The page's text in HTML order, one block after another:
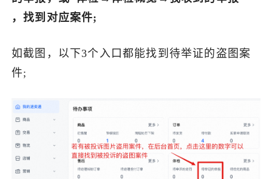
出海导航
出海交流群
，找到对应案件;
如截图，以下3个入口都能找到待举证的盗图案
件;